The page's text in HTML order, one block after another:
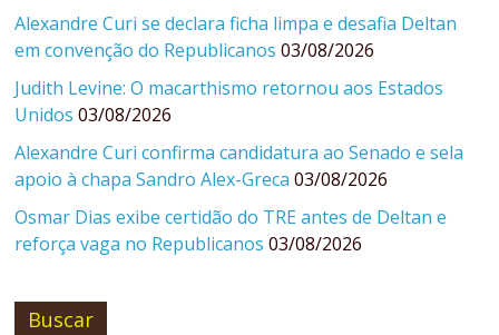
Alexandre Curi se declara ficha limpa e desafia Deltan
em convenção do Republicanos 03/08/2026
Judith Levine: O macarthismo retornou aos Estados
Unidos 03/08/2026
Alexandre Curi confirma candidatura ao Senado e sela
apoio à chapa Sandro Alex-Greca 03/08/2026
Osmar Dias exibe certidão do TRE antes de Deltan e
reforça vaga no Republicanos 03/08/2026
Buscar